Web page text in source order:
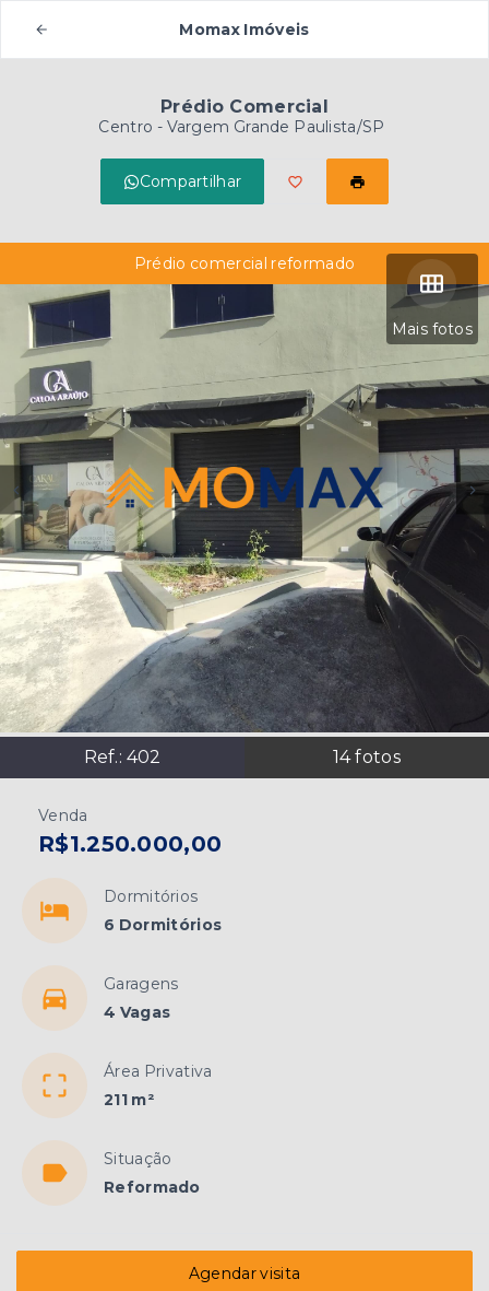
Momax Imóveis
Prédio Comercial
Centro - Vargem Grande Paulista/SP
Compartilhar
Mais fotos
Ref.: 402 14fotos
Prédio comercial reformado
Venda
R$1.250.000,00
Dormitórios
6 Dormitórios
Garagens
4 Vagas
Área Privativa
211 m²
Situação
Reformado
Agendar visita